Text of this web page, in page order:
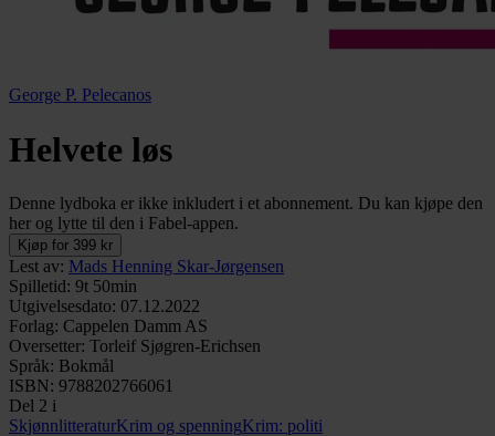
George P. Pelecanos
Helvete løs
Denne lydboka er ikke inkludert i et abonnement. Du kan kjøpe den
her og lytte til den i Fabel-appen.
Kjøp for 399 kr
Lest av: Mads Henning Skar-Jørgensen
Spilletid: 9t 50min
Utgivelsesdato: 07.12.2022
Forlag: Cappelen Damm AS
Oversetter: Torleif Sjøgren-Erichsen
Språk: Bokmål
ISBN: 9788202766061
Del 2 i
SkjønnlitteraturKrim og spenningKrim: politi